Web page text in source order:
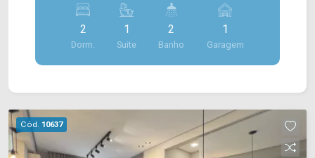
com vista livre e área de serviço. Ar condicionado
na sala e na suite. > 02 quartos, sendo 01 suíte; >
02 banheiros, sendo 01 social; > 01 vaga de
garagem. Aceita financiamento. Localizado no
de Julho e Av. Europa. Esta região conta com
escolas, supermercado Pague Menos, farmácias,
praças e shopping Welcome Center. Entre em
2
Dorm.
1
Suite
2
Banho
1
Garagem
Cód. 10637